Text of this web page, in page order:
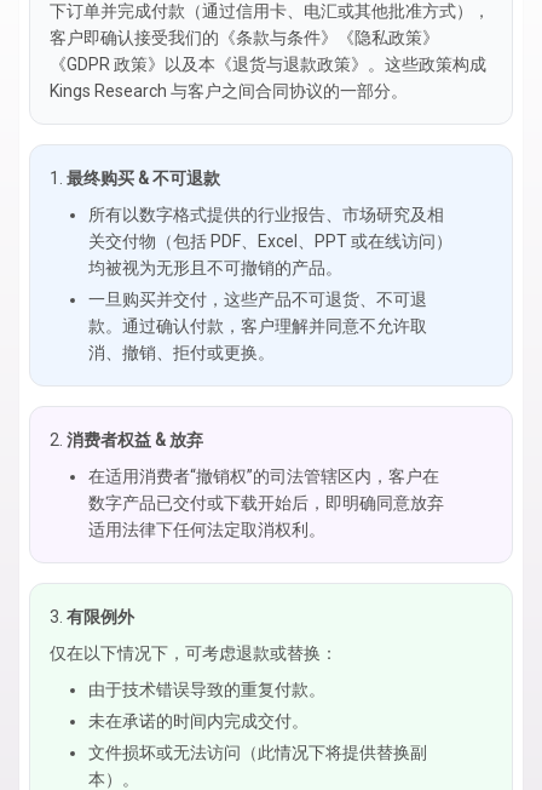
下订单并完成付款（通过信用卡、电汇或其他批准方式），
客户即确认接受我们的《条款与条件》《隐私政策》
《GDPR 政策》以及本《退货与退款政策》。这些政策构成
Kings Research 与客户之间合同协议的一部分。
最终购买 & 不可退款
所有以数字格式提供的行业报告、市场研究及相
关交付物（包括 PDF、Excel、PPT 或在线访问）
均被视为无形且不可撤销的产品。
一旦购买并交付，这些产品不可退货、不可退
款。通过确认付款，客户理解并同意不允许取
消、撤销、拒付或更换。
消费者权益 & 放弃
在适用消费者“撤销权”的司法管辖区内，客户在
数字产品已交付或下载开始后，即明确同意放弃
适用法律下任何法定取消权利。
有限例外
仅在以下情况下，可考虑退款或替换：
由于技术错误导致的重复付款。
未在承诺的时间内完成交付。
文件损坏或无法访问（此情况下将提供替换副
本）。